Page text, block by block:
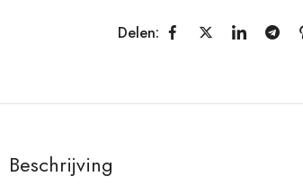
Delen:
Beschrijving